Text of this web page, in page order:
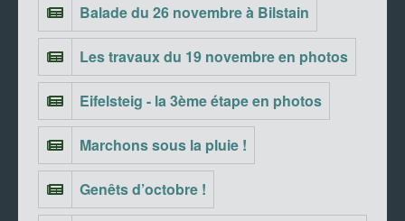
Balade du 26 novembre à Bilstain
Les travaux du 19 novembre en photos
Eifelsteig - la 3ème étape en photos
Marchons sous la pluie !
Genêts d’octobre !